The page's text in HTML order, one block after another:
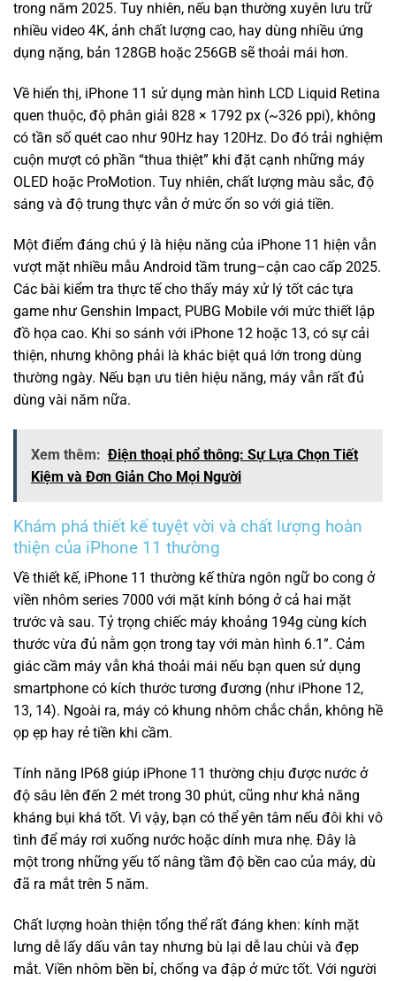
trong năm 2025. Tuy nhiên, nếu bạn thường xuyên lưu trữ
nhiều video 4K, ảnh chất lượng cao, hay dùng nhiều ứng
dụng nặng, bản 128GB hoặc 256GB sẽ thoải mái hơn.
Về hiển thị, iPhone 11 sử dụng màn hình LCD Liquid Retina
quen thuộc, độ phân giải 828 × 1792 px (~326 ppi), không
có tần số quét cao như 90Hz hay 120Hz. Do đó trải nghiệm
cuộn mượt có phần “thua thiệt” khi đặt cạnh những máy
OLED hoặc ProMotion. Tuy nhiên, chất lượng màu sắc, độ
sáng và độ trung thực vẫn ở mức ổn so với giá tiền.
Một điểm đáng chú ý là hiệu năng của iPhone 11 hiện vẫn
vượt mặt nhiều mẫu Android tầm trung–cận cao cấp 2025.
Các bài kiểm tra thực tế cho thấy máy xử lý tốt các tựa
game như Genshin Impact, PUBG Mobile với mức thiết lập
đồ họa cao. Khi so sánh với iPhone 12 hoặc 13, có sự cải
thiện, nhưng không phải là khác biệt quá lớn trong dùng
thường ngày. Nếu bạn ưu tiên hiệu năng, máy vẫn rất đủ
dùng vài năm nữa.
Xem thêm: Điện thoại phổ thông: Sự Lựa Chọn Tiết
Kiệm và Đơn Giản Cho Mọi Người
Khám phá thiết kế tuyệt vời và chất lượng hoàn
thiện của iPhone 11 thường
Về thiết kế, iPhone 11 thường kế thừa ngôn ngữ bo cong ở
viền nhôm series 7000 với mặt kính bóng ở cả hai mặt
trước và sau. Tỷ trọng chiếc máy khoảng 194g cùng kích
thước vừa đủ nằm gọn trong tay với màn hình 6.1”. Cảm
giác cầm máy vẫn khá thoải mái nếu bạn quen sử dụng
smartphone có kích thước tương đương (như iPhone 12,
13, 14). Ngoài ra, máy có khung nhôm chắc chắn, không hề
ọp ẹp hay rẻ tiền khi cầm.
Tính năng IP68 giúp iPhone 11 thường chịu được nước ở
độ sâu lên đến 2 mét trong 30 phút, cũng như khả năng
kháng bụi khá tốt. Vì vậy, bạn có thể yên tâm nếu đôi khi vô
tình để máy rơi xuống nước hoặc dính mưa nhẹ. Đây là
một trong những yếu tố nâng tầm độ bền cao của máy, dù
đã ra mắt trên 5 năm.
Chất lượng hoàn thiện tổng thể rất đáng khen: kính mặt
lưng dễ lấy dấu vân tay nhưng bù lại dễ lau chùi và đẹp
mắt. Viền nhôm bền bỉ, chống va đập ở mức tốt. Với người